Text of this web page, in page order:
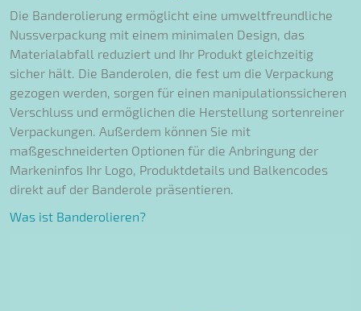
Die Banderolierung ermöglicht eine umweltfreundliche
Nussverpackung mit einem minimalen Design, das
Materialabfall reduziert und Ihr Produkt gleichzeitig
sicher hält. Die Banderolen, die fest um die Verpackung
gezogen werden, sorgen für einen manipulationssicheren
Verschluss und ermöglichen die Herstellung sortenreiner
Verpackungen. Außerdem können Sie mit
maßgeschneiderten Optionen für die Anbringung der
Markeninfos Ihr Logo, Produktdetails und Balkencodes
direkt auf der Banderole präsentieren.
Was ist Banderolieren?